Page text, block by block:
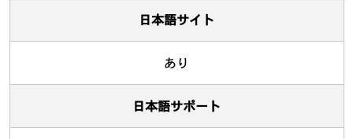
日本語サイト
あり
日本語サポート